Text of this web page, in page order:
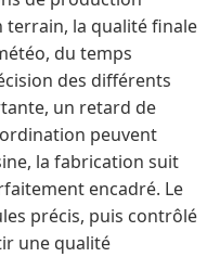
terrain, la qualité finale
du temps
des différents
un retard de
peuvent
la fabrication suit
encadré. Le
précis, puis contrôlé
une qualité